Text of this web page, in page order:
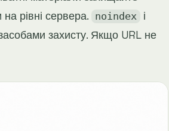
рівні сервера.
noindex
і
захисту. Якщо URL не